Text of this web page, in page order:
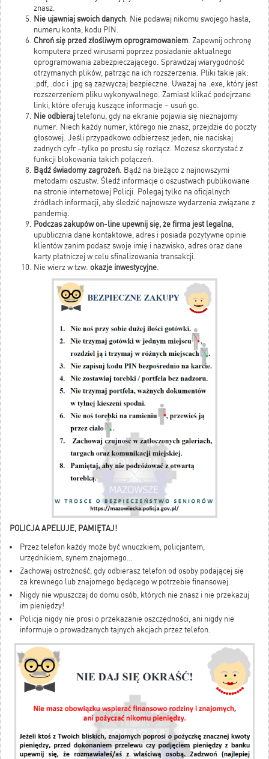
znasz.
Nie ujawniaj swoich danych . Nie podawaj nikomu swojego hasła,
numeru konta, kodu PIN.
Chroń się przed złośliwym oprogramowaniem . Zapewnij ochronę
komputera przed wirusami poprzez posiadanie aktualnego
oprogramowania zabezpieczającego. Sprawdzaj wiarygodność
otrzymanych plików, patrząc na ich rozszerzenia. Pliki takie jak:
.pdf, .doc i .jpg są zazwyczaj bezpieczne. Uważaj na .exe, który jest
rozszerzeniem pliku wykonywalnego. Zamiast klikać podejrzane
linki, które oferują kuszące informacje – usuń go.
Nie odbieraj telefonu, gdy na ekranie pojawia się nieznajomy
numer. Niech każdy numer, którego nie znasz, przejdzie do poczty
głosowej. Jeśli przypadkowo odbierzesz jeden, nie naciskaj
żadnych cyfr –tylko po prostu się rozłącz. Możesz skorzystać z
funkcji blokowania takich połączeń.
Bądź świadomy zagrożeń . Bądź na bieżąco z najnowszymi
metodami oszustw. Śledź informacje o oszustwach publikowane
na stronie internetowej Policji. Polegaj tylko na oficjalnych
źródłach informacji, aby śledzić najnowsze wydarzenia związane z
pandemią.
Podczas zakupów on-line upewnij się, że firma jest legalna
upublicznia dane kontaktowe, adres i posiada pozytywne opinie
klientów zanim podasz swoje imię i nazwisko, adres oraz dane
karty płatniczej w celu sfinalizowania transakcji.
Nie wierz w tzw. okazje inwestycyjne
POLICJA APELUJE, PAMIĘTAJ!
Przez telefon każdy może być wnuczkiem, policjantem,
urzędnikiem, synem znajomego…
Zachowaj ostrożność, gdy odbierasz telefon od osoby podającej się
za krewnego lub znajomego będącego w potrzebie finansowej.
Nigdy nie wpuszczaj do domu osób, których nie znasz i nie przekazuj
im pieniędzy!
Policja nigdy nie prosi o przekazanie oszczędności, ani nigdy nie
informuje o prowadzanych tajnych akcjach przez telefon.